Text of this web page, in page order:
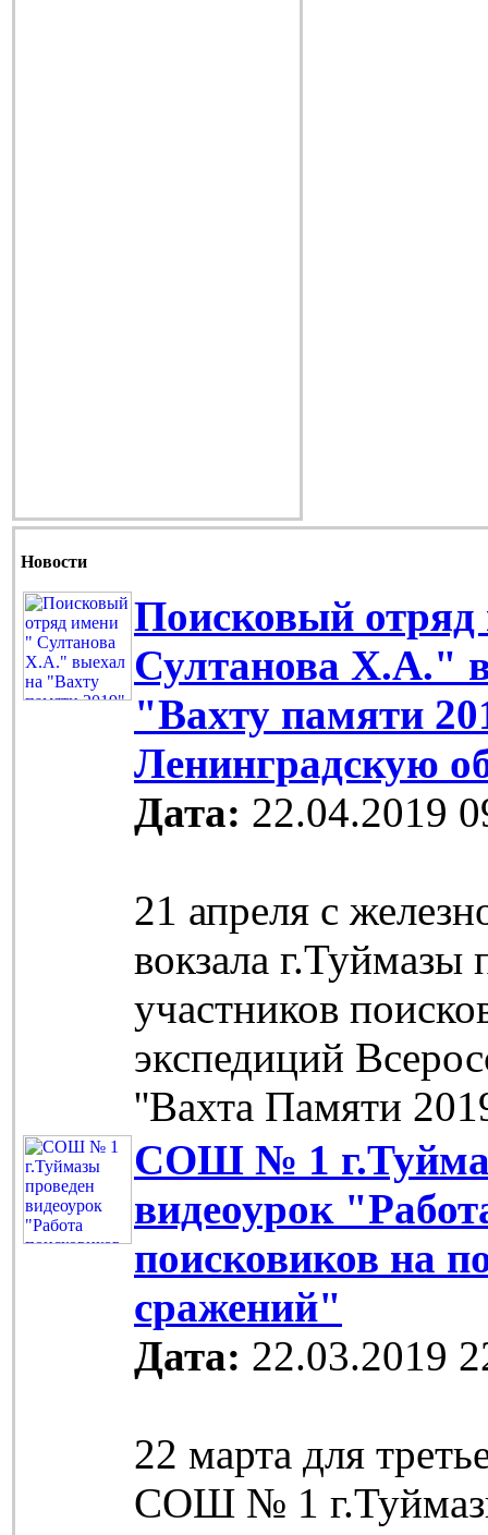
Новости
Поисковый
Султанова Х.А."
"Вахту памяти
Ленинградскую
Дата: 22.04.2019
21 апреля с
вокзала г.Туймазы
участников
экспедиций
''Вахта Памяти
СОШ № 1
видеоурок
поисковиков на
сражений"
Дата: 22.03.2019
22 марта для
СОШ № 1